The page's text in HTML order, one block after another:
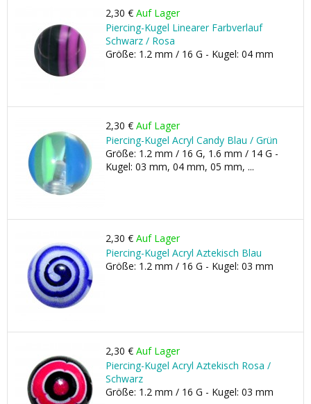
2,30 € Auf Lager
Piercing-Kugel Linearer Farbverlauf
Schwarz / Rosa
Größe: 1.2 mm / 16 G - Kugel: 04 mm
2,30 € Auf Lager
Piercing-Kugel Acryl Candy Blau / Grün
Größe: 1.2 mm / 16 G, 1.6 mm / 14 G -
Kugel: 03 mm, 04 mm, 05 mm, ...
2,30 € Auf Lager
Piercing-Kugel Acryl Aztekisch Blau
Größe: 1.2 mm / 16 G - Kugel: 03 mm
2,30 € Auf Lager
Piercing-Kugel Acryl Aztekisch Rosa /
Schwarz
Größe: 1.2 mm / 16 G - Kugel: 03 mm